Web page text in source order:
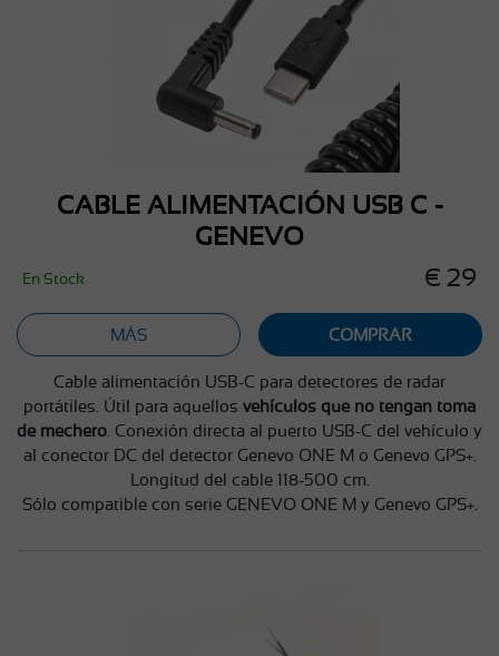
CABLE ALIMENTACIÓN USB C -
GENEVO
€ 29
En Stock
MÁS COMPRAR
Cable alimentación USB-C para detectores de radar
portátiles. Útil para aquellos vehículos que no tengan toma
de mechero. Conexión directa al puerto USB-C del vehículo y
al conector DC del detector Genevo ONE M o Genevo GPS+.
Longitud del cable 118-500 cm.
Sólo compatible con serie GENEVO ONE M y Genevo GPS+.